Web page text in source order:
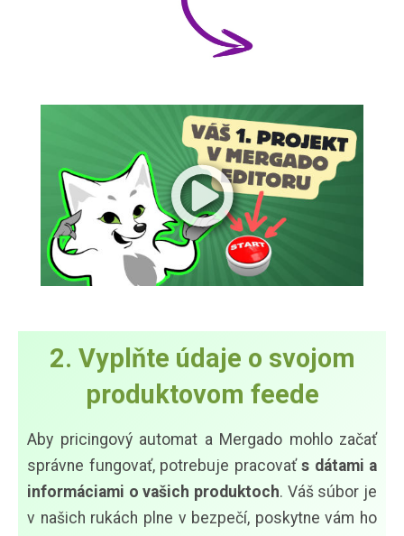
2. Vyplňte údaje o svojom
produktovom feede
Aby pricingový automat a Mergado mohlo začať
správne fungovať, potrebuje pracovať s dátami a
informáciami o vašich produktoch. Váš súbor je
v našich rukách plne v bezpečí, poskytne vám ho